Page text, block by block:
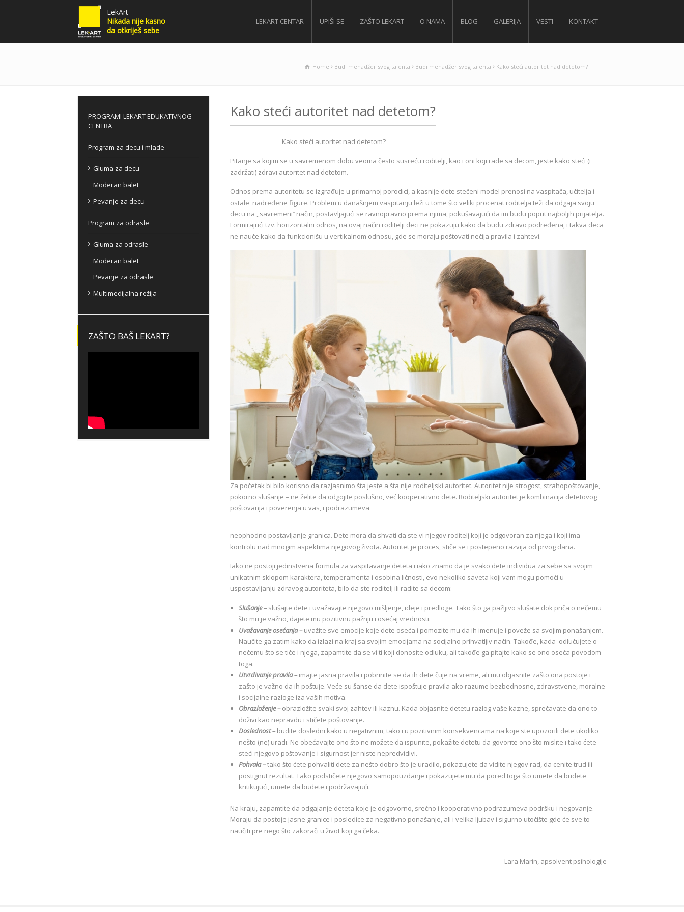
LekArt
Nikada nije kasno
da otkriješ sebe
LEKART CENTAR UPIŠI SE ZAŠTO LEKART O NAMA BLOG GALERIJA VESTI KONTAKT
Home Budi menadžer svog talenta Budi menadžer svog talenta Kako steći autoritet nad detetom?
Kako steći autoritet nad detetom?
Kako steći autoritet nad detetom?
Pitanje sa kojim se u savremenom dobu veoma često susreću roditelji, kao i oni koji rade sa decom, jeste kako steći (i
zadržati) zdravi autoritet nad detetom.
Odnos prema autoritetu se izgrađuje u primarnoj porodici, a kasnije dete stečeni model prenosi na vaspitača, učitelja i
ostale nadređene figure. Problem u današnjem vaspitanju leži u tome što veliki procenat roditelja teži da odgaja svoju
decu na ,,savremeni’’ način, postavljajući se ravnopravno prema njima, pokušavajući da im budu poput najboljih prijatelja.
Formirajući tzv. horizontalni odnos, na ovaj način roditelji deci ne pokazuju kako da budu zdravo podređena, i takva deca
ne nauče kako da funkcionišu u vertikalnom odnosu, gde se moraju poštovati nečija pravila i zahtevi.
Za početak bi bilo korisno da razjasnimo šta jeste a šta nije roditeljski autoritet. Autoritet nije strogost, strahopoštovanje,
pokorno slušanje – ne želite da odgojite poslušno, već kooperativno dete. Roditeljski autoritet je kombinacija detetovog
poštovanja i poverenja u vas, i podrazumeva
neophodno postavljanje granica. Dete mora da shvati da ste vi njegov roditelj koji je odgovoran za njega i koji ima
kontrolu nad mnogim aspektima njegovog života. Autoritet je proces, stiče se i postepeno razvija od prvog dana.
Iako ne postoji jedinstvena formula za vaspitavanje deteta i iako znamo da je svako dete individua za sebe sa svojim
unikatnim sklopom karaktera, temperamenta i osobina ličnosti, evo nekoliko saveta koji vam mogu pomoći u
uspostavljanju zdravog autoriteta, bilo da ste roditelj ili radite sa decom:
Slušanje – slušajte dete i uvažavajte njegovo mišljenje, ideje i predloge. Tako što ga pažljivo slušate dok priča o nečemu
što mu je važno, dajete mu pozitivnu pažnju i osećaj vrednosti.
Uvažavanje osećanja – uvažite sve emocije koje dete oseća i pomozite mu da ih imenuje i poveže sa svojim ponašanjem.
Naučite ga zatim kako da izlazi na kraj sa svojim emocijama na socijalno prihvatljiv način. Takođe, kada odlučujete o
nečemu što se tiče i njega, zapamtite da se vi ti koji donosite odluku, ali takođe ga pitajte kako se ono oseća povodom
toga.
Utvrđivanje pravila – imajte jasna pravila i pobrinite se da ih dete čuje na vreme, ali mu objasnite zašto ona postoje i
zašto je važno da ih poštuje. Veće su šanse da dete ispoštuje pravila ako razume bezbednosne, zdravstvene, moralne
i socijalne razloge iza vaših motiva.
Obrazloženje – obrazložite svaki svoj zahtev ili kaznu. Kada objasnite detetu razlog vaše kazne, sprečavate da ono to
doživi kao nepravdu i stičete poštovanje.
Doslednost – budite dosledni kako u negativnim, tako i u pozitivnim konsekvencama na koje ste upozorili dete ukoliko
nešto (ne) uradi. Ne obećavajte ono što ne možete da ispunite, pokažite detetu da govorite ono što mislite i tako ćete
steći njegovo poštovanje i sigurnost jer niste nepredvidivi.
Pohvala –tako što ćete pohvaliti dete za nešto dobro što je uradilo, pokazujete da vidite njegov rad, da cenite trud ili
postignut rezultat. Tako podstičete njegovo samopouzdanje i pokazujete mu da pored toga što umete da budete
kritikujući, umete da budete i podržavajući.
Na kraju, zapamtite da odgajanje deteta koje je odgovorno, srećno i kooperativno podrazumeva podršku i negovanje.
Moraju da postoje jasne granice i posledice za negativno ponašanje, ali i velika ljubav i sigurno utočište gde će sve to
naučiti pre nego što zakorači u život koji ga čeka.
Lara Marin, apsolvent psihologije
PROGRAMI LEKART EDUKATIVNOG
CENTRA
Program za decu i mlade
Gluma za decu
Moderan balet
Pevanje za decu
Program za odrasle
Gluma za odrasle
Moderan balet
Pevanje za odrasle
Multimedijalna režija
ZAŠTO BAŠ LEKART?